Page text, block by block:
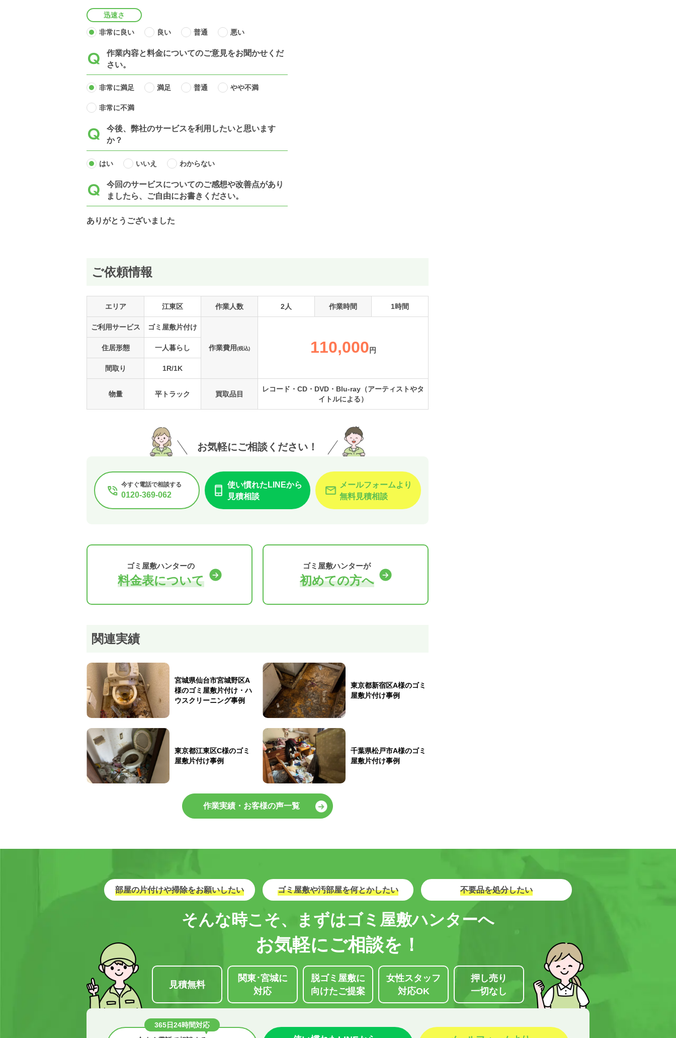
迅速さ
非常に良い 良い 普通 悪い
作業内容と料金についてのご意見をお聞かせくだ
さい。
非常に満足 満足 普通 やや不満
非常に不満
今後、弊社のサービスを利用したいと思います
か？
はい いいえ わからない
今回のサービスについてのご感想や改善点があり
ましたら、ご自由にお書きください。
ありがとうございました
ご依頼情報
エリア 江東区 作業人数 2人 作業時間 1時間
ご利用サービス ゴミ屋敷片付け
作業費用(税込) 110,000 円
住居形態 一人暮らし
間取り 1R/1K
物量 平トラック 買取品目
レコード・CD・DVD・Blu-ray（アーティストやタ
イトルによる）
お気軽にご相談ください！
今すぐ電話で相談する
0120-369-062
使い慣れたLINEから
見積相談
メールフォームより
無料見積相談
ゴミ屋敷ハンターの
料金表について
ゴミ屋敷ハンターが
初めての方へ
関連実績
宮城県仙台市宮城野区A
様のゴミ屋敷片付け・ハ
ウスクリーニング事例
東京都新宿区A様のゴミ
屋敷片付け事例
東京都江東区C様のゴミ
屋敷片付け事例
千葉県松戸市A様のゴミ
屋敷片付け事例
作業実績・お客様の声一覧
部屋の片付けや掃除をお願いしたい ゴミ屋敷や汚部屋を何とかしたい 不要品を処分したい
そんな時こそ、まずはゴミ屋敷ハンターへ
お気軽にご相談を！
見積無料
関東･宮城に
対応
脱ゴミ屋敷に
向けたご提案
女性スタッフ
対応OK
押し売り
一切なし
365日24時間対応